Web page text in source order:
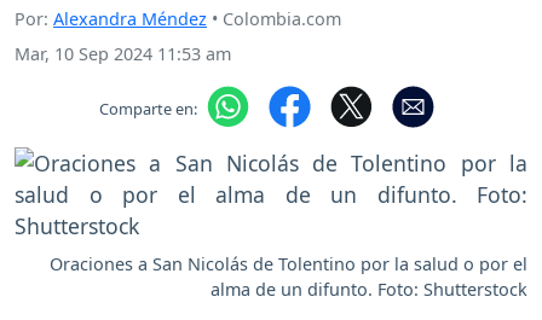
Por: Alexandra Méndez • Colombia.com
Mar, 10 Sep 2024 11:53 am
Comparte en:
Oraciones a San Nicolás de Tolentino por la salud o por el
alma de un difunto. Foto: Shutterstock